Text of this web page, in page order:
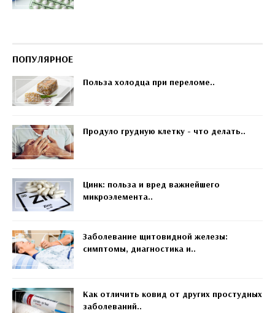
ПОПУЛЯРНОЕ
Польза холодца при переломе..
Продуло грудную клетку - что делать..
Цинк: польза и вред важнейшего
микроэлемента..
Заболевание щитовидной железы:
симптомы, диагностика и..
Как отличить ковид от других простудных
заболеваний..